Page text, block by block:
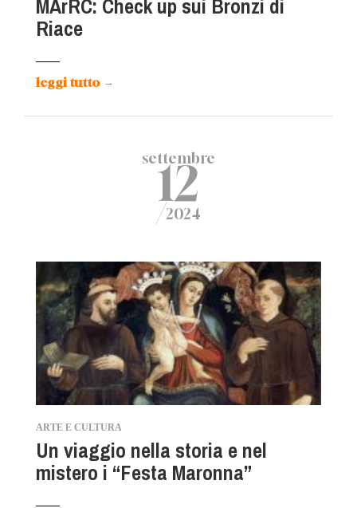
Riace
leggi tutto →
settembre
12
/2024
ARTE E CULTURA
Un viaggio nella storia e nel
mistero i “Festa Maronna”